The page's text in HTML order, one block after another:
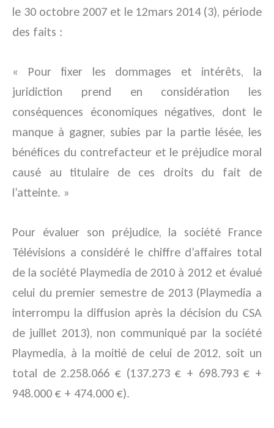
le 30 octobre 2007 et le 12mars 2014 (3), période
des faits :
« Pour fixer les dommages et intérêts, la
juridiction prend en considération les
conséquences économiques négatives, dont le
manque à gagner, subies par la partie lésée, les
bénéfices du contrefacteur et le préjudice moral
causé au titulaire de ces droits du fait de
l’atteinte. »
Pour évaluer son préjudice, la société France
Télévisions a considéré le chiffre d’affaires total
de la société Playmedia de 2010 à 2012 et évalué
celui du premier semestre de 2013 (Playmedia a
interrompu la diffusion après la décision du CSA
de juillet 2013), non communiqué par la société
Playmedia, à la moitié de celui de 2012, soit un
total de 2.258.066 € (137.273 € + 698.793 € +
948.000 € + 474.000 €).